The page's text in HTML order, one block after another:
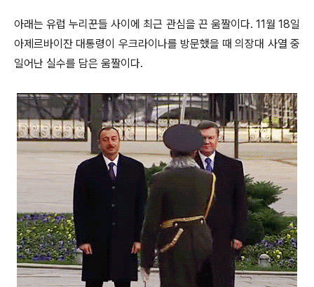
아래는 유럽 누리꾼들 사이에 최근 관심을 끈 움짤이다. 11월 18일
아제르바이잔 대통령이 우크라이나를 방문했을 때 의장대 사열 중
일어난 실수를 담은 움짤이다.